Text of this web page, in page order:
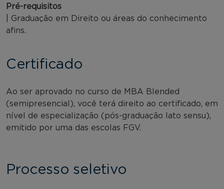
Pré-requisitos
| Graduação em Direito ou áreas do conhecimento
afins.
Certificado
Ao ser aprovado no curso de MBA Blended
(semipresencial), você terá direito ao certificado, em
nível de especialização (pós-graduação lato sensu),
emitido por uma das escolas FGV.
Processo seletivo